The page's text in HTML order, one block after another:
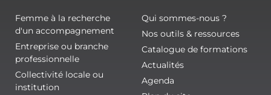
Femme à la recherche
d'un accompagnement
Entreprise ou branche
professionnelle
Collectivité locale ou
institution
Qui sommes-nous ?
Nos outils & ressources
Catalogue de formations
Actualités
Agenda